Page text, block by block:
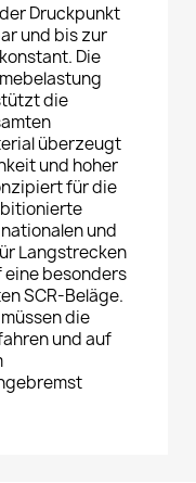
Druckpunkt
und bis zur
Die
die
überzeugt
und hoher
für die
und
Langstrecken
eine besonders
SCR-Beläge.
die
und auf